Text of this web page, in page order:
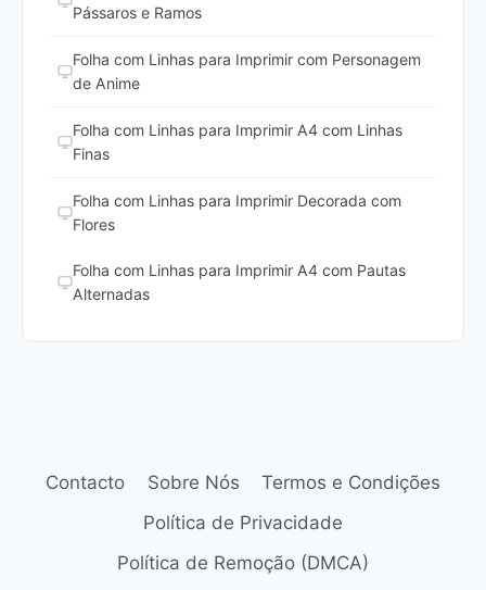
Pássaros e Ramos
Folha com Linhas para Imprimir com Personagem
de Anime
Folha com Linhas para Imprimir A4 com Linhas
Finas
Folha com Linhas para Imprimir Decorada com
Flores
Folha com Linhas para Imprimir A4 com Pautas
Alternadas
Contacto Sobre Nós
Termos e Condições
Política de Privacidade
Política de Remoção (DMCA)